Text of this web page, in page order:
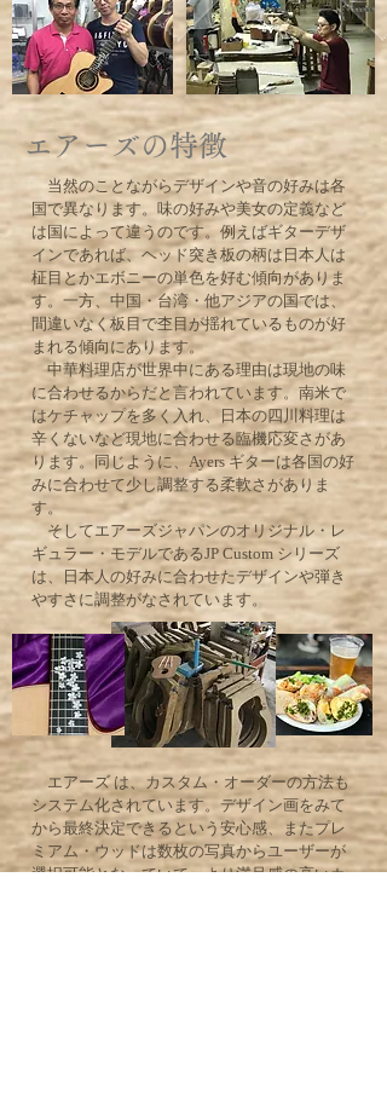
エアーズの特徴
当然のことながらデザインや音の好みは各
国で異なります。味の好みや美女の定義など
は国によって違うのです。例えばギターデザ
インであれば、ヘッド突き板の柄は日本人は
柾目とかエボニーの単色を好む傾向がありま
す。一方、中国・台湾・他アジアの国では、
間違いなく板目で杢目が揺れているものが好
まれる傾向にあります。
中華料理店が世界中にある理由は現地の味
に合わせるからだと言われています。南米で
はケチャップを多く入れ、日本の四川料理は
辛くないなど現地に合わせる臨機応変さがあ
ります。同じように、Ayers ギターは各国の好
みに合わせて少し調整する柔軟さがありま
す。
そしてエアーズジャパンのオリジナル・レ
ギュラー・モデルであるJP Custom シリーズ
は、日本人の好みに合わせたデザインや弾き
やすさに調整がなされています。
エアーズ は、カスタム・オーダーの方法も
システム化されています。デザイン画をみて
から最終決定できるという安心感、またプレ
ミアム・ウッドは数枚の写真からユーザーが
選択可能となっていて、より満足感の高いカ